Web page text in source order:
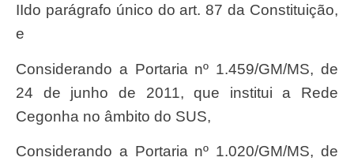
IIdo parágrafo único do art. 87 da Constituição,
e
Considerando a Portaria nº 1.459/GM/MS, de
24 de junho de 2011, que institui a Rede
Cegonha no âmbito do SUS,
Considerando a Portaria nº 1.020/GM/MS, de